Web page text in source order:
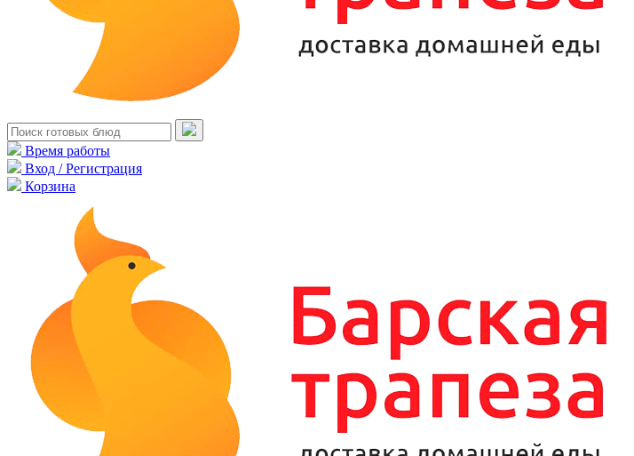
Время работы
Вход / Регистрация
Корзина